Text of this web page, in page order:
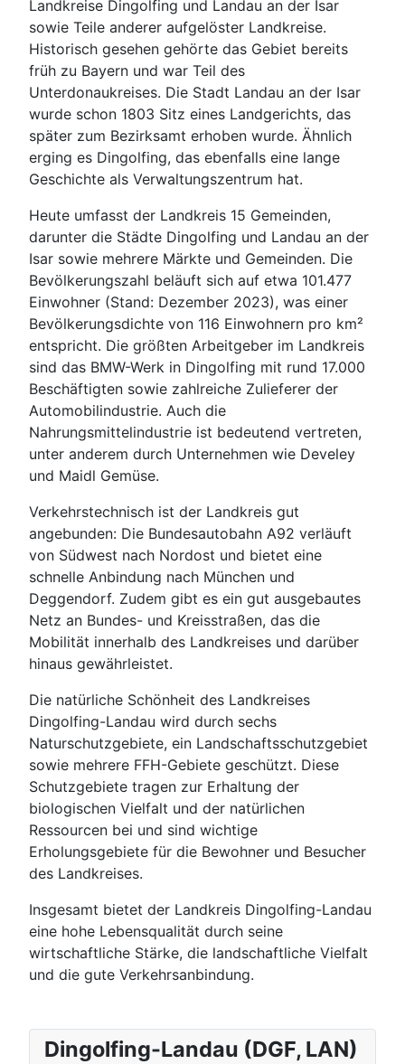
Landkreise Dingolfing und Landau an der Isar
sowie Teile anderer aufgelöster Landkreise.
Historisch gesehen gehörte das Gebiet bereits
früh zu Bayern und war Teil des
Unterdonaukreises. Die Stadt Landau an der Isar
wurde schon 1803 Sitz eines Landgerichts, das
später zum Bezirksamt erhoben wurde. Ähnlich
erging es Dingolfing, das ebenfalls eine lange
Geschichte als Verwaltungszentrum hat.
Heute umfasst der Landkreis 15 Gemeinden,
darunter die Städte Dingolfing und Landau an der
Isar sowie mehrere Märkte und Gemeinden. Die
Bevölkerungszahl beläuft sich auf etwa 101.477
Einwohner (Stand: Dezember 2023), was einer
Bevölkerungsdichte von 116 Einwohnern pro km²
entspricht. Die größten Arbeitgeber im Landkreis
sind das BMW-Werk in Dingolfing mit rund 17.000
Beschäftigten sowie zahlreiche Zulieferer der
Automobilindustrie. Auch die
Nahrungsmittelindustrie ist bedeutend vertreten,
unter anderem durch Unternehmen wie Develey
und Maidl Gemüse.
Verkehrstechnisch ist der Landkreis gut
angebunden: Die Bundesautobahn A92 verläuft
von Südwest nach Nordost und bietet eine
schnelle Anbindung nach München und
Deggendorf. Zudem gibt es ein gut ausgebautes
Netz an Bundes- und Kreisstraßen, das die
Mobilität innerhalb des Landkreises und darüber
hinaus gewährleistet.
Die natürliche Schönheit des Landkreises
Dingolfing-Landau wird durch sechs
Naturschutzgebiete, ein Landschaftsschutzgebiet
sowie mehrere FFH-Gebiete geschützt. Diese
Schutzgebiete tragen zur Erhaltung der
biologischen Vielfalt und der natürlichen
Ressourcen bei und sind wichtige
Erholungsgebiete für die Bewohner und Besucher
des Landkreises.
Insgesamt bietet der Landkreis Dingolfing-Landau
eine hohe Lebensqualität durch seine
wirtschaftliche Stärke, die landschaftliche Vielfalt
und die gute Verkehrsanbindung.
Dingolfing-Landau (DGF, LAN)